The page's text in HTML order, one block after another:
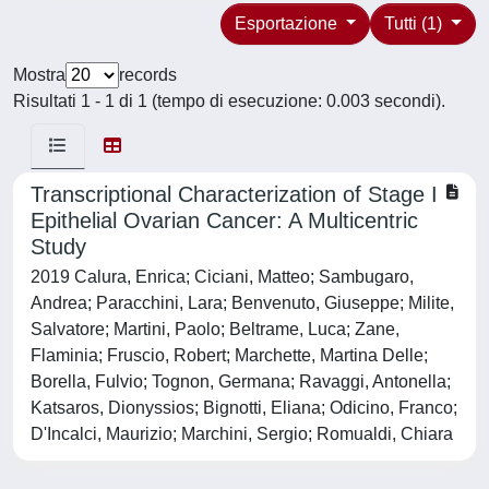
Tutti (1)
Esportazione
Mostra
records
Risultati 1 - 1 di 1 (tempo di esecuzione: 0.003 secondi).
Transcriptional Characterization of Stage I
Epithelial Ovarian Cancer: A Multicentric
Study
2019 Calura, Enrica; Ciciani, Matteo; Sambugaro,
Andrea; Paracchini, Lara; Benvenuto, Giuseppe; Milite,
Salvatore; Martini, Paolo; Beltrame, Luca; Zane,
Flaminia; Fruscio, Robert; Marchette, Martina Delle;
Borella, Fulvio; Tognon, Germana; Ravaggi, Antonella;
Katsaros, Dionyssios; Bignotti, Eliana; Odicino, Franco;
D'Incalci, Maurizio; Marchini, Sergio; Romualdi, Chiara